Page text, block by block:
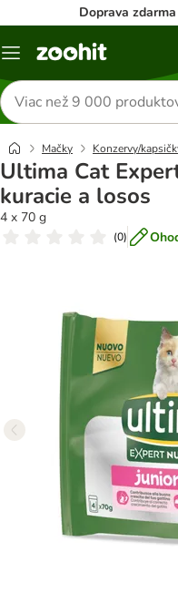
Doprava
Kategórie
Hľadať
produkty
Mačky Konzervy/
Ultima Cat
kuracie a losos
4 x 70 g
(0)